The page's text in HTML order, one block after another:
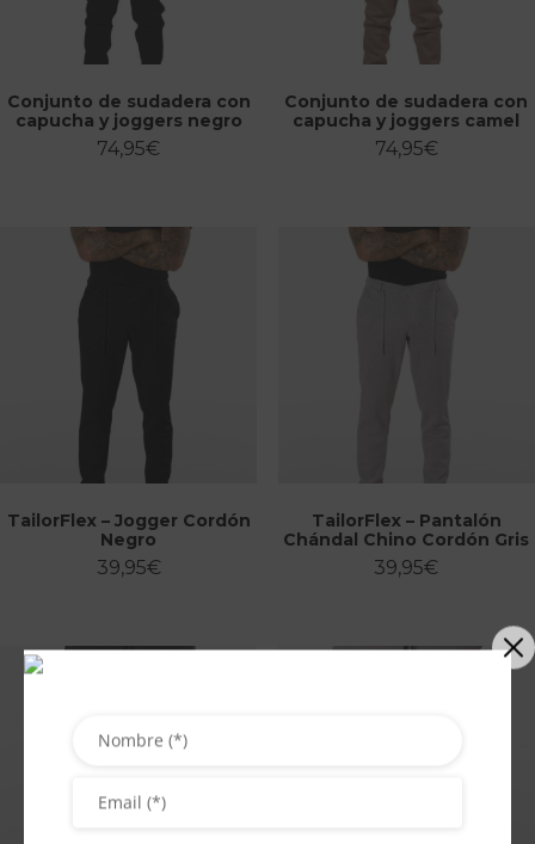
Conjunto de sudadera con
capucha y joggers negro
74,95€
Conjunto de sudadera con
capucha y joggers camel
74,95€
TailorFlex – Jogger Cordón
Negro
39,95€
TailorFlex – Pantalón
Chándal Chino Cordón Gris
39,95€